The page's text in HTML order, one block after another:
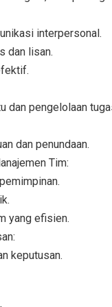
interpersonal.
dan lisan.
dan pengelolaan
dan penundaan.
Tim:
yang efisien.
keputusan.